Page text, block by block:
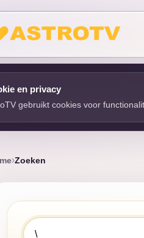
en privacy
gebruikt cookies voor
Zoeken